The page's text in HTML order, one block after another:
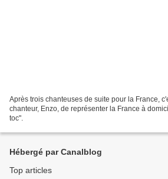
Après trois chanteuses de suite pour la France,
chanteur, Enzo, de représenter la France à
toc".
Hébergé par Canalblog
Top articles